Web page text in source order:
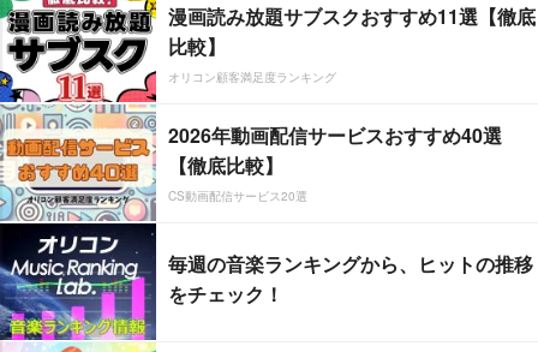
漫画読み放題サブスクおすすめ11選【徹底
比較】
オリコン顧客満足度ランキング
2026年動画配信サービスおすすめ40選
【徹底比較】
CS動画配信サービス20選
毎週の音楽ランキングから、ヒットの推移
をチェック！